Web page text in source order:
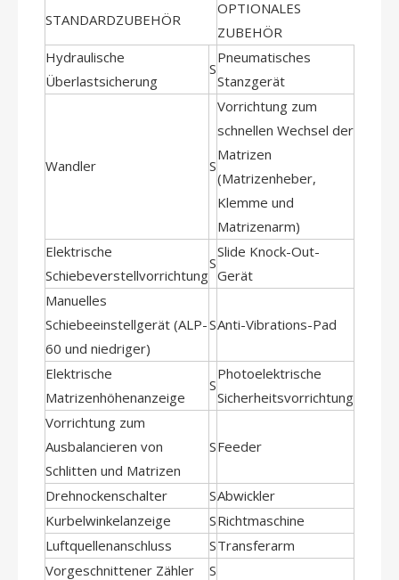
STANDARDZUBEHÖR
OPTIONALES
ZUBEHÖR
Hydraulische
Überlastsicherung
S
Pneumatisches
Stanzgerät
Wandler S
Vorrichtung zum
schnellen Wechsel der
Matrizen
(Matrizenheber,
Klemme und
Matrizenarm)
Elektrische
Schiebeverstellvorrichtung
S
Slide Knock-Out-
Gerät
Manuelles
Schiebeeinstellgerät (ALP-
60 und niedriger)
SAnti-Vibrations-Pad
Elektrische
Matrizenhöhenanzeige
S
Photoelektrische
Sicherheitsvorrichtung
Vorrichtung zum
Ausbalancieren von
Schlitten und Matrizen
SFeeder
Drehnockenschalter SAbwickler
Kurbelwinkelanzeige
SRichtmaschine
Luftquellenanschluss
STransferarm
Vorgeschnittener Zähler
S